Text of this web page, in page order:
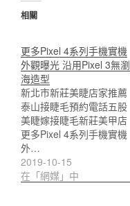
相關
更多Pixel 4系列手機實機
外觀曝光 沿用Pixel 3無瀏
海造型
新北市新莊美睫店家推薦
泰山接睫毛預約電話五股
美睫嫁接睫毛新莊美甲店
更多Pixel 4系列手機實機
外…
2019-10-15
在「網媒」中